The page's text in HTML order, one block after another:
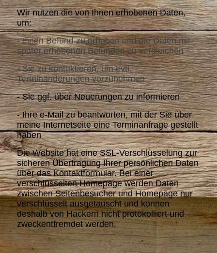
Wir nutzen die von Ihnen erhobenen Daten,
um:
- einen Befund zu erheben und die Daten mit
später erhobenen Befunden zu vergleichen
- Sie zu kontaktieren, um evtl.
Terminänderungen vorzunehmen
- Sie ggf. über Neuerungen zu informieren
- Ihre e-Mail zu beantworten, mit der Sie über
meine Internetseite eine Terminanfrage gestellt
haben
Die Website hat eine SSL-Verschlüsselung zur
sicheren Übertragung Ihrer persönlichen Daten
über das Kontaktformular. Bei einer
verschlüsselten Homepage werden Daten
zwischen Seitenbesucher und Homepage nur
verschlüsselt ausgetauscht und können
deshalb von Hackern nicht protokolliert und
zweckentfremdet werden.